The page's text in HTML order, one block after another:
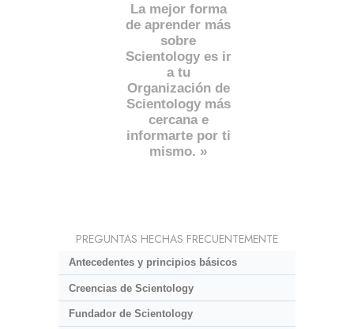
La mejor forma
de aprender más
sobre
Scientology es ir
a tu
Organización de
Scientology más
cercana e
informarte por ti
mismo. »
PREGUNTAS HECHAS FRECUENTEMENTE
Antecedentes y principios básicos
Creencias de Scientology
Fundador de Scientology